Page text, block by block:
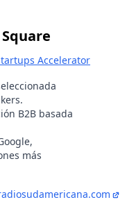
Accelerator
B2B basada
más